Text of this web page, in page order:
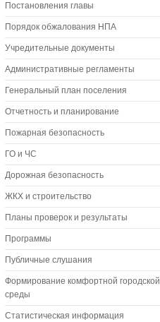
Постановления главы
Порядок обжалования НПА
Учредительные документы
Административные регламенты
Генеральный план поселения
Отчетность и планирование
Пожарная безопасность
ГО и ЧС
Дорожная безопасность
ЖКХ и строительство
Планы проверок и результаты
Программы
Публичные слушания
Формирование комфортной городской
среды
Статистическая информация